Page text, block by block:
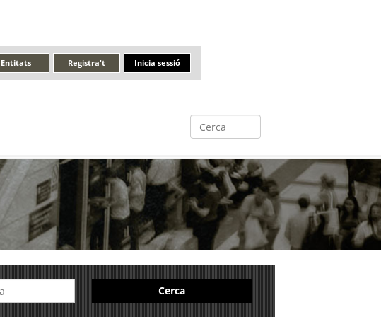
Inicia sessió
Registra't
Entitats
Cerca